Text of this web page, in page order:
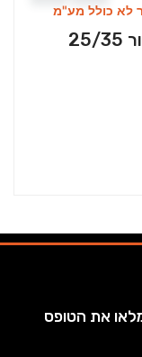
לא כולל מע"מ
את הטופס